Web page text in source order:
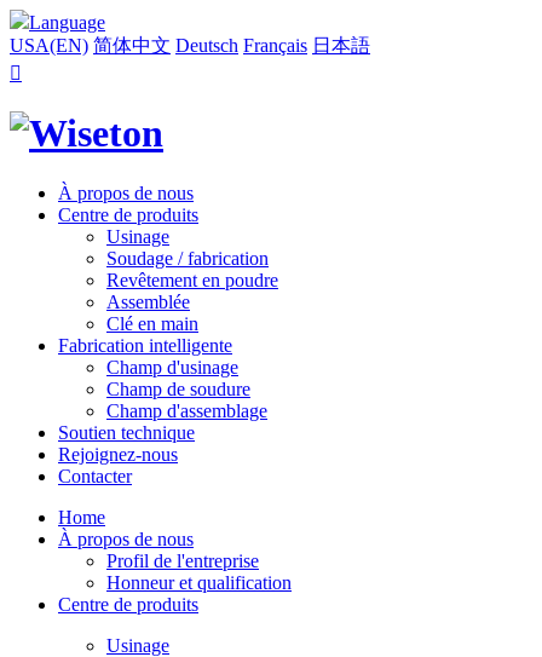
Language
USA(EN) 简体中文 Deutsch Français 日本語

À propos de nous
Centre de produits
Usinage
Soudage / fabrication
Revêtement en poudre
Assemblée
Clé en main
Fabrication intelligente
Champ d'usinage
Champ de soudure
Champ d'assemblage
Soutien technique
Rejoignez-nous
Contacter
Home
À propos de nous
Profil de l'entreprise
Honneur et qualification
Centre de produits
Usinage